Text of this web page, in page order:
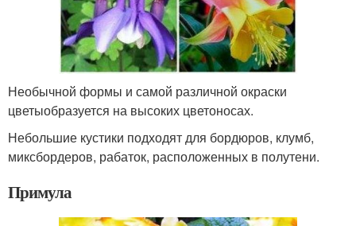
Необычной формы и самой различной окраски
цветыобразуется на высоких цветоносах.
Небольшие кустики подходят для бордюров, клумб,
миксбордеров, рабаток, расположенных в полутени.
Примула